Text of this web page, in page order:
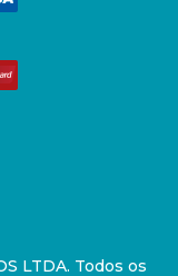
LTDA. Todos os